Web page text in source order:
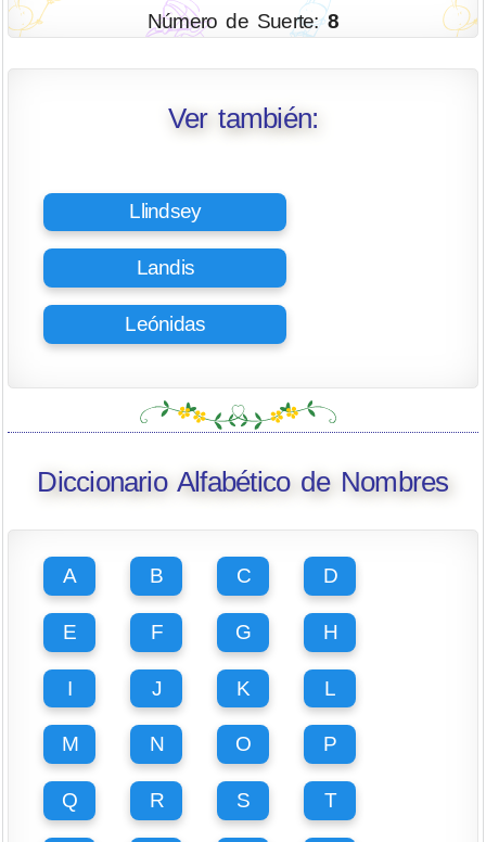
Número de Suerte:8
Ver también:
Llindsey
Landis
Leónidas
Diccionario Alfabético de Nombres
A B C D
E F G H
I J K L
M N O P
Q R S T